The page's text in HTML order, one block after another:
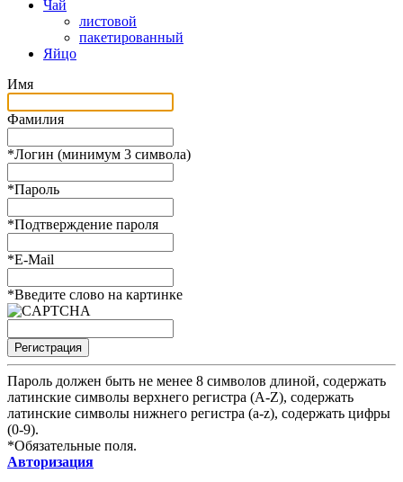
Чай
листовой
пакетированный
Яйцо
Имя
Фамилия
*Логин (минимум 3 символа)
*Пароль
*Подтверждение пароля
*E-Mail
*Введите слово на картинке
Пароль должен быть не менее 8 символов длиной, содержать
латинские символы верхнего регистра (A-Z), содержать
латинские символы нижнего регистра (a-z), содержать цифры
(0-9).
*Обязательные поля.
Авторизация